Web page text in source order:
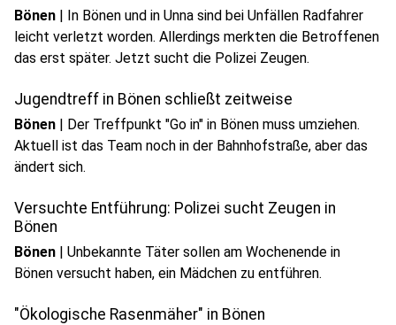
Bönen | In Bönen und in Unna sind bei Unfällen Radfahrer
leicht verletzt worden. Allerdings merkten die Betroffenen
das erst später. Jetzt sucht die Polizei Zeugen.
Jugendtreff in Bönen schließt zeitweise
Bönen | Der Treffpunkt "Go in" in Bönen muss umziehen.
Aktuell ist das Team noch in der Bahnhofstraße, aber das
ändert sich.
Versuchte Entführung: Polizei sucht Zeugen in
Bönen
Bönen | Unbekannte Täter sollen am Wochenende in
Bönen versucht haben, ein Mädchen zu entführen.
"Ökologische Rasenmäher" in Bönen